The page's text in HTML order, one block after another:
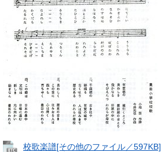
校歌楽譜[その他のファイル／597KB]